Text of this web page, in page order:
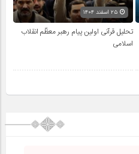
تحلیل قرآنی اولین پیام رهبر معظّم انقلاب
اسلامی